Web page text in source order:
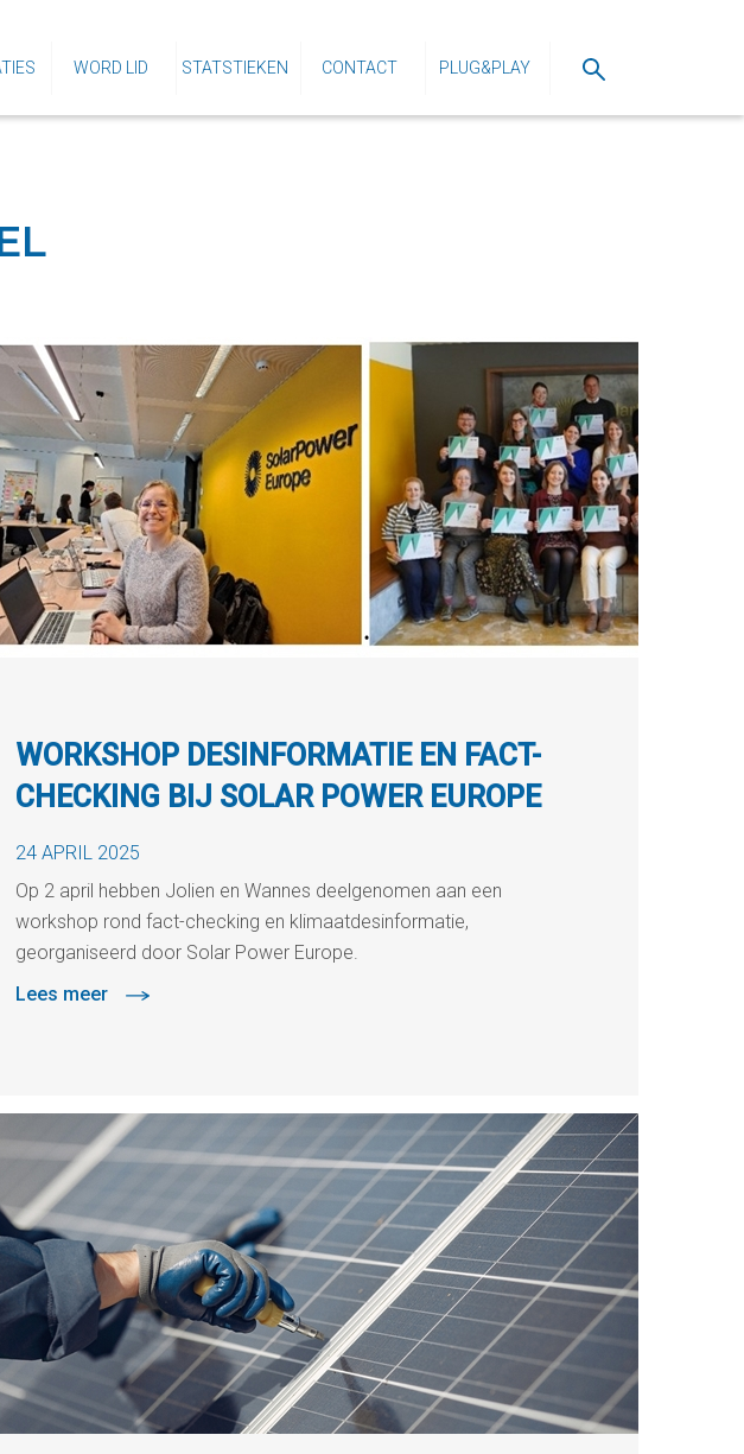
WORD LID STATSTIEKEN CONTACT PLUG&PLAY
WORKSHOP DESINFORMATIE EN FACT-
CHECKING BIJ SOLAR POWER EUROPE
24 APRIL 2025
Op 2 april hebben Jolien en Wannes deelgenomen aan een
workshop rond fact-checking en klimaatdesinformatie,
georganiseerd door Solar Power Europe.
Lees meer